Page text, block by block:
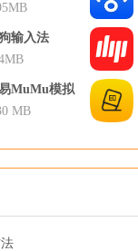
输入法
MuMu模拟
MB